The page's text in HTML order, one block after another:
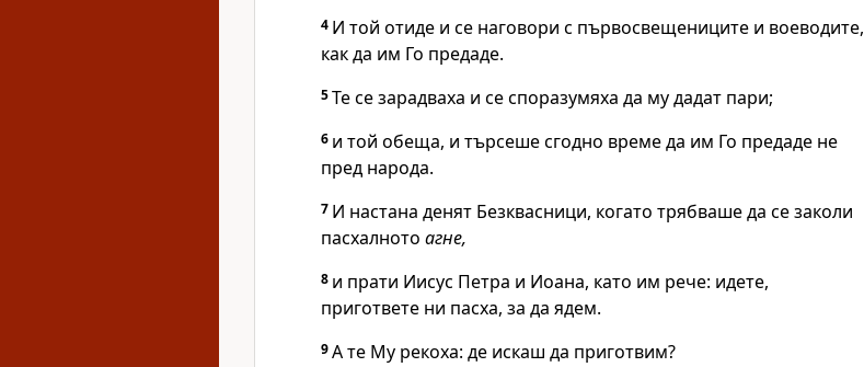
4 И той отиде и се наговори с първосвещениците и воеводите,
как да им Го предаде.
5Те се зарадваха и се споразумяха да му дадат пари;
6 и той обеща, и търсеше сгодно време да им Го предаде не
пред народа.
7 И настана денят Безквасници, когато трябваше да се заколи
пасхалното агне,
8 и прати Иисус Петра и Иоана, като им рече: идете,
пригответе ни пасха, за да ядем.
9А те Му рекоха: де искаш да приготвим?